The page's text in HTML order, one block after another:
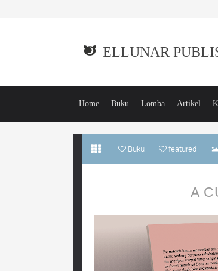
ELLUNAR
Home Buku Lomba Artikel
Buku featured
A